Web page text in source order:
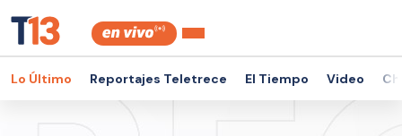
Lo Último Reportajes Teletrece El Tiempo Video